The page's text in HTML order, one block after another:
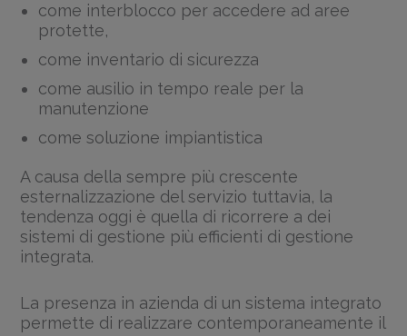
come interblocco per accedere ad aree
protette,
come inventario di sicurezza
come ausilio in tempo reale per la
manutenzione
come soluzione impiantistica
A causa della sempre più crescente
esternalizzazione del servizio tuttavia, la
tendenza oggi è quella di ricorrere a dei
sistemi di gestione più efficienti di gestione
integrata.
La presenza in azienda di un sistema integrato
permette di realizzare contemporaneamente il